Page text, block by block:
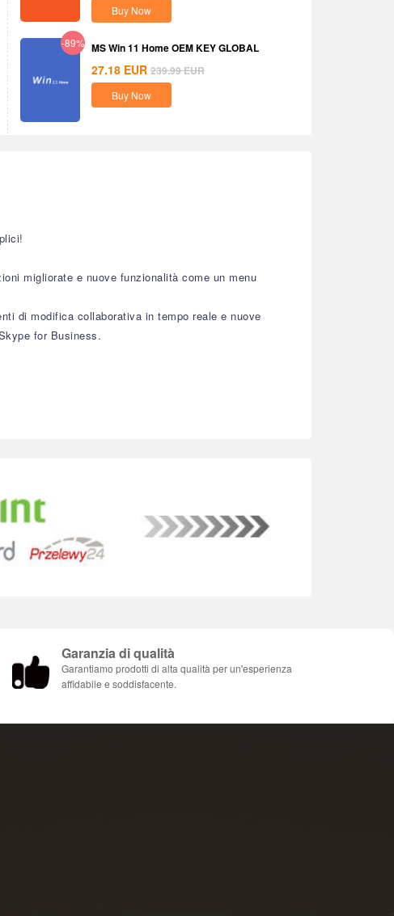
Buy Now
-89% MS Win 11 Home OEM KEY GLOBAL
27.18 EUR 239.99EUR
Buy Now
migliorate e nuove funzionalità come un menu
di modifica collaborativa in tempo reale e nuove
for Business.
Garanzia di qualità
Garantiamo prodotti di alta qualità per un'esperienza
affidabile e soddisfacente.